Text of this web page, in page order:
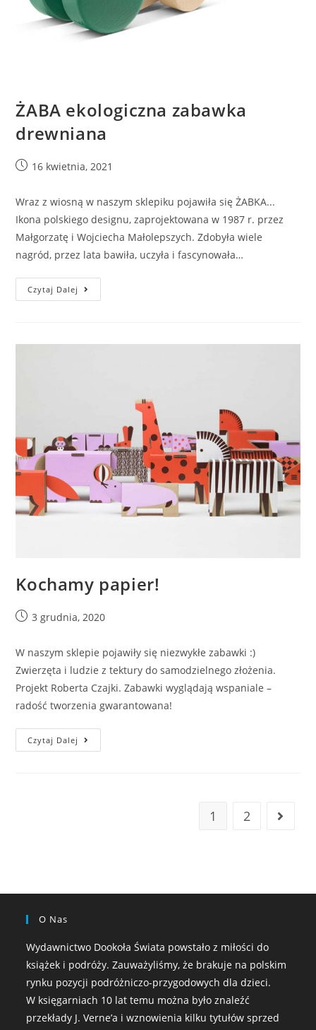
ŻABA ekologiczna zabawka
drewniana
16 kwietnia, 2021
Wraz z wiosną w naszym sklepiku pojawiła się ŻABKA...
Ikona polskiego designu, zaprojektowana w 1987 r. przez
Małgorzatę i Wojciecha Małolepszych. Zdobyła wiele
nagród, przez lata bawiła, uczyła i fascynowała…
Czytaj Dalej
Kochamy papier!
3 grudnia, 2020
W naszym sklepie pojawiły się niezwykłe zabawki :)
Zwierzęta i ludzie z tektury do samodzielnego złożenia.
Projekt Roberta Czajki. Zabawki wyglądają wspaniale –
radość tworzenia gwarantowana!
Czytaj Dalej
1 2
O Nas
Wydawnictwo Dookoła Świata powstało z miłości do
książek i podróży. Zauważyliśmy, że brakuje na polskim
rynku pozycji podróżniczo-przygodowych dla dzieci.
W księgarniach 10 lat temu można było znaleźć
przekłady J. Verne’a i wznowienia kilku tytułów sprzed